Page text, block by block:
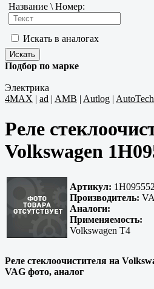
Название \ Номер:
Искать в аналогах
Подбор по марке
Электрика
4MAX | ad | AMB | Autlog |
Реле
Volkswagen
Артикул:
Производитель:
Аналоги:
Применяемость:
Volkswagen T4
Реле стеклоочистителя на
VAG фото, аналог